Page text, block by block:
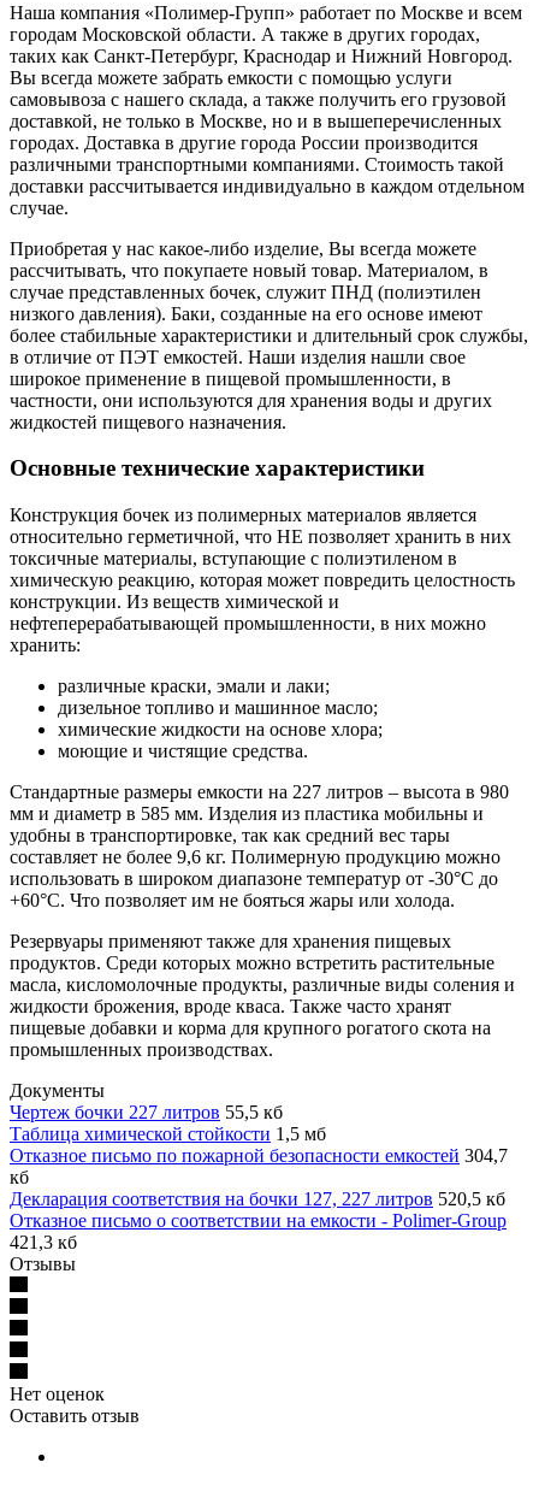
Наша компания «Полимер-Групп» работает по Москве и всем
городам Московской области. А также в других городах,
таких как Санкт-Петербург, Краснодар и Нижний Новгород.
Вы всегда можете забрать емкости с помощью услуги
самовывоза с нашего склада, а также получить его грузовой
доставкой, не только в Москве, но и в вышеперечисленных
городах. Доставка в другие города России производится
различными транспортными компаниями. Стоимость такой
доставки рассчитывается индивидуально в каждом отдельном
случае.
Приобретая у нас какое-либо изделие, Вы всегда можете
рассчитывать, что покупаете новый товар. Материалом, в
случае представленных бочек, служит ПНД (полиэтилен
низкого давления). Баки, созданные на его основе имеют
более стабильные характеристики и длительный срок службы,
в отличие от ПЭТ емкостей. Наши изделия нашли свое
широкое применение в пищевой промышленности, в
частности, они используются для хранения воды и других
жидкостей пищевого назначения.
Основные технические характеристики
Конструкция бочек из полимерных материалов является
относительно герметичной, что НЕ позволяет хранить в них
токсичные материалы, вступающие с полиэтиленом в
химическую реакцию, которая может повредить целостность
конструкции. Из веществ химической и
нефтеперерабатывающей промышленности, в них можно
хранить:
различные краски, эмали и лаки;
дизельное топливо и машинное масло;
химические жидкости на основе хлора;
моющие и чистящие средства.
Стандартные размеры емкости на 227 литров – высота в 980
мм и диаметр в 585 мм. Изделия из пластика мобильны и
удобны в транспортировке, так как средний вес тары
составляет не более 9,6 кг. Полимерную продукцию можно
использовать в широком диапазоне температур от -30°C до
+60°C. Что позволяет им не бояться жары или холода.
Резервуары применяют также для хранения пищевых
продуктов. Среди которых можно встретить растительные
масла, кисломолочные продукты, различные виды соления и
жидкости брожения, вроде кваса. Также часто хранят
пищевые добавки и корма для крупного рогатого скота на
промышленных производствах.
Документы
Чертеж бочки 227 литров 55,5 кб
Таблица химической стойкости 1,5 мб
Отказное письмо по пожарной безопасности емкостей 304,7
кб
Декларация соответствия на бочки 127, 227 литров 520,5 кб
Отказное письмо о соответствии на емкости - Polimer-Group
421,3 кб
Отзывы
Нет оценок
Оставить отзыв